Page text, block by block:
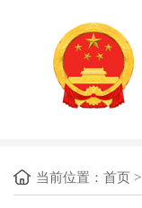
当前位置： 首页 >